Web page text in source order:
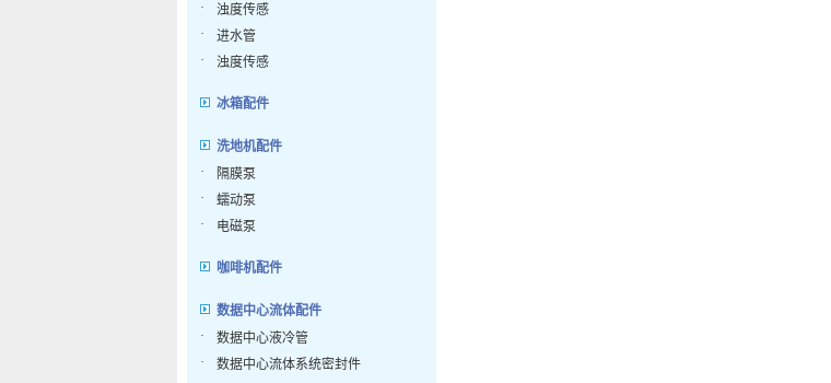
·
浊度传感
·
进水管
·
浊度传感
冰箱配件
洗地机配件
·
隔膜泵
·
蠕动泵
·
电磁泵
咖啡机配件
数据中心流体配件
·
数据中心液冷管
·
数据中心流体系统密封件